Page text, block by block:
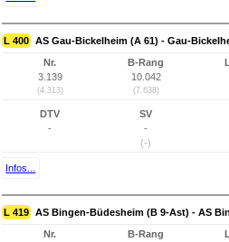
L 400 AS Gau-Bickelheim (A 61) - Gau-
Nr.
3.139
(4.313)
B-Rang
10.042
(7.638)
DTV
-
SV
-
(-)
Infos...
L 419 AS Bingen-Büdesheim (B 9-Ast) - AS
Nr.
B-Rang